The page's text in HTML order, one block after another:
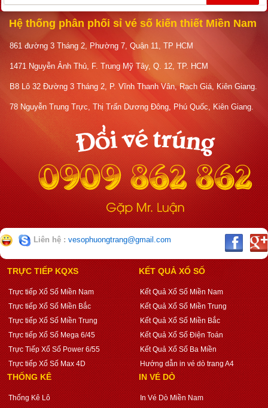
Hệ thống phân phối sỉ vé số kiến thiết Miền Nam
861 đường 3 Tháng 2, Phường 7, Quận 11, TP HCM
1471 Nguyễn Ảnh Thủ, F. Trung Mỹ Tây, Q. 12, TP. HCM
B8 Lô 32 Đường 3 Tháng 2, P. Vĩnh Thanh Vân, Rạch Giá, Kiên Giang.
78 Nguyễn Trung Trực, Thị Trấn Dương Đông, Phú Quốc, Kiên Giang.
Liên hệ : vesophuongtrang@gmail.com
TRỰC TIẾP KQXS
Trực tiếp Xổ Số Miền Nam
Trực tiếp Xổ Số Miền Bắc
Trực tiếp Xổ Số Miền Trung
Trực tiếp Xổ Số Mega 6/45
Trực Tiếp Xổ Số Power 6/55
Trực tiếp Xổ Số Max 4D
KẾT QUẢ XỔ SỐ
Kết Quả Xổ Số Miền Nam
Kết Quả Xổ Số Miền Trung
Kết Quả Xổ Số Miền Bắc
Kết Quả Xổ Số Điện Toán
Kết Quả Xổ Số Ba Miền
Hướng dẫn in vé dò trang A4
THỐNG KÊ
Thống Kê Lô
IN VÉ DÒ
In Vé Dò Miền Nam